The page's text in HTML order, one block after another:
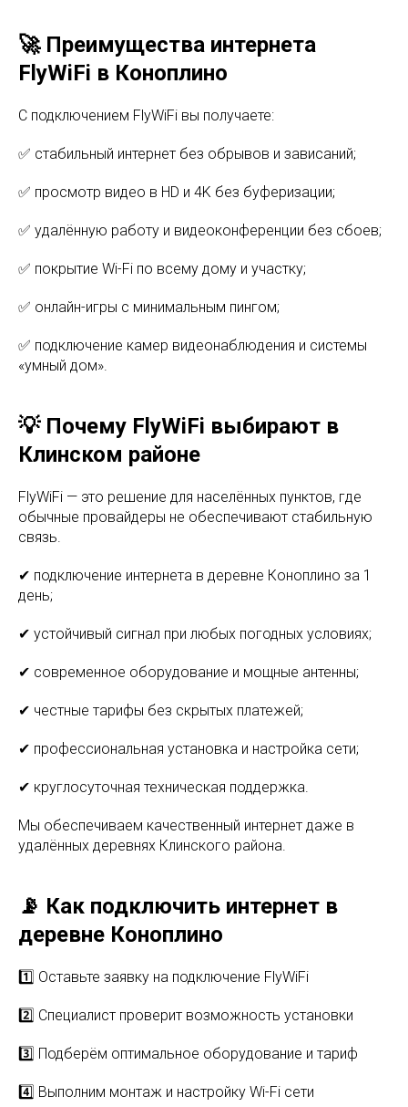
🚀 Преимущества интернета
FlyWiFi в Коноплино
С подключением FlyWiFi вы получаете:
✅ стабильный интернет без обрывов и зависаний;
✅ просмотр видео в HD и 4K без буферизации;
✅ удалённую работу и видеоконференции без сбоев;
✅ покрытие Wi-Fi по всему дому и участку;
✅ онлайн-игры с минимальным пингом;
✅ подключение камер видеонаблюдения и системы
«умный дом».
💡 Почему FlyWiFi выбирают в
Клинском районе
FlyWiFi — это решение для населённых пунктов, где
обычные провайдеры не обеспечивают стабильную
связь.
✔ подключение интернета в деревне Коноплино за 1
день;
✔ устойчивый сигнал при любых погодных условиях;
✔ современное оборудование и мощные антенны;
✔ честные тарифы без скрытых платежей;
✔ профессиональная установка и настройка сети;
✔ круглосуточная техническая поддержка.
Мы обеспечиваем качественный интернет даже в
удалённых деревнях Клинского района.
📡 Как подключить интернет в
деревне Коноплино
1️⃣ Оставьте заявку на подключение FlyWiFi
2️⃣ Специалист проверит возможность установки
3️⃣ Подберём оптимальное оборудование и тариф
4️⃣ Выполним монтаж и настройку Wi-Fi сети